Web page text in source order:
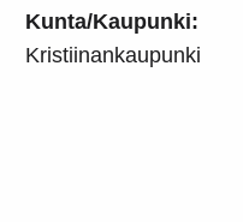
Kunta/Kaupunki:
Kristiinankaupunki